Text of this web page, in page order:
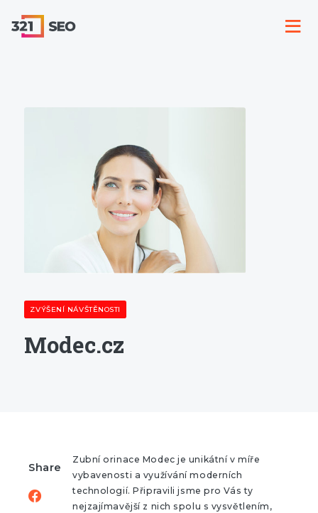
ZVÝŠENÍ NÁVŠTĚNOSTI
Modec.cz
Share
Zubní orinace Modec je unikátní v míře
vybavenosti a využívání moderních
technologií. Připravili jsme pro Vás ty
nejzajímavější z nich spolu s vysvětlením,